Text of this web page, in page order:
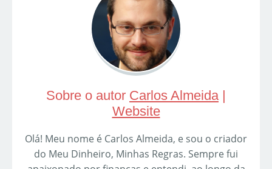
Sobre o autor Carlos Almeida|
Website
Olá! Meu nome é Carlos Almeida, e sou o criador
do Meu Dinheiro, Minhas Regras. Sempre fui